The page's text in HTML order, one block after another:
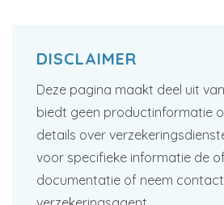
DISCLAIMER
Deze pagina maakt deel uit
biedt geen productinformatie
details over
voor specifieke informatie de
documentatie of neem